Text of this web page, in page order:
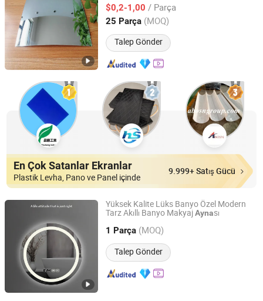
$0,2-1,00 / Parça
25 Parça (MOQ)
Talep Gönder
Shandong, China Fiyat 2019
En Çok Satanlar Ekranlar
Plastik Levha, Pano ve Panel içinde
9.999+ Satış Gücü
Yüksek Kalite Lüks Banyo Özel Modern
Tarz Akıllı Banyo MakyajAynası
1 Parça (MOQ)
Talep Gönder
Foshan Ancheng Sanitary Wares Co., Ltd
Guangdong, China Fiyat 2025